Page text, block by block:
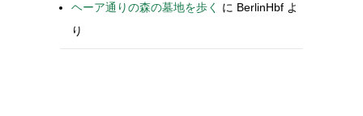
ヘーア通りの森の墓地を歩く
に BerlinHbf よ
り